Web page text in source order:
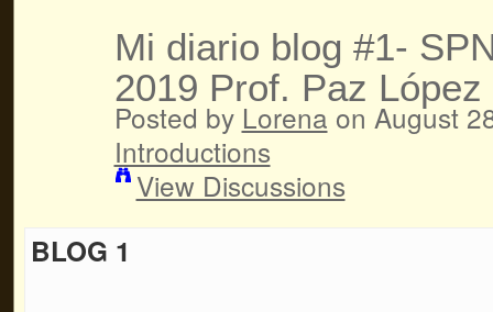
Mi diario blog #1-
2019 Prof. Paz López
Posted by Lorena on August
Introductions
View Discussions
BLOG 1